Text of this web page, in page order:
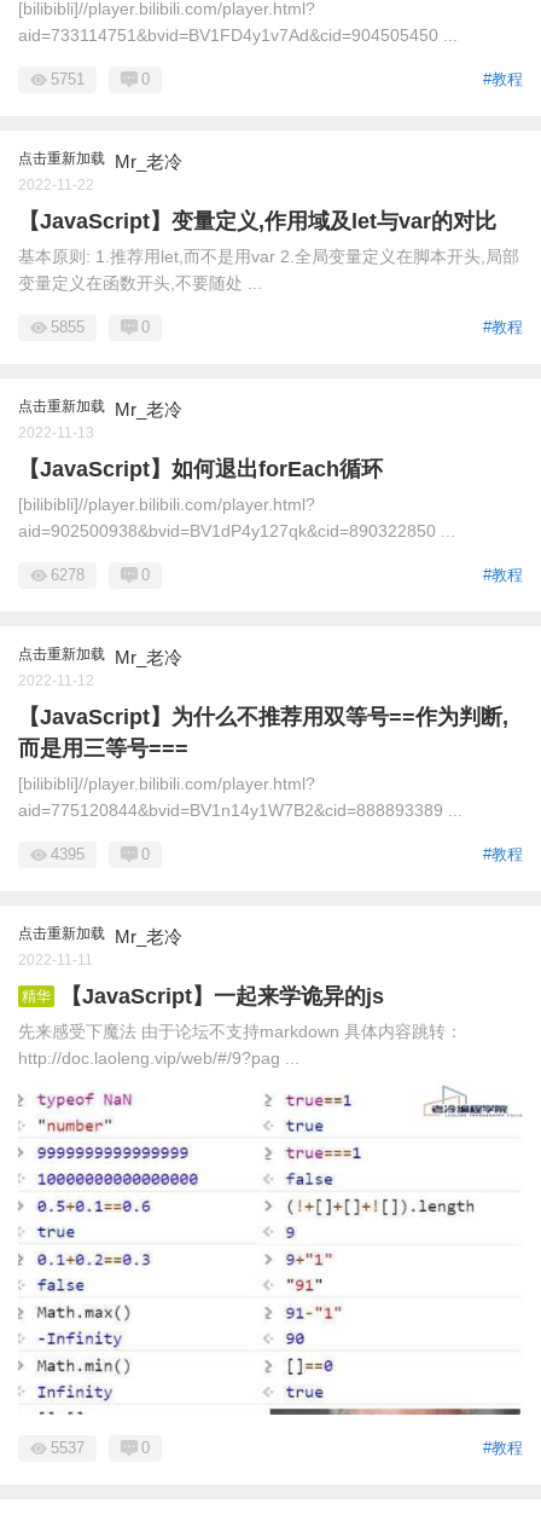
[bilibibli]//player.bilibili.com/player.html?
aid=733114751&bvid=BV1FD4y1v7Ad&cid=904505450 ...
#教程
5751 0
点击重新加载 Mr_老冷
2022-11-22
【JavaScript】变量定义,作用域及let与var的对比
基本原则: 1.推荐用let,而不是用var 2.全局变量定义在脚本开头,局部
变量定义在函数开头,不要随处 ...
#教程
5855 0
点击重新加载 Mr_老冷
2022-11-13
【JavaScript】如何退出forEach循环
[bilibibli]//player.bilibili.com/player.html?
aid=902500938&bvid=BV1dP4y127qk&cid=890322850 ...
#教程
6278 0
点击重新加载 Mr_老冷
2022-11-12
【JavaScript】为什么不推荐用双等号==作为判断,
而是用三等号===
[bilibibli]//player.bilibili.com/player.html?
aid=775120844&bvid=BV1n14y1W7B2&cid=888893389 ...
#教程
4395 0
点击重新加载 Mr_老冷
2022-11-11
精华 【JavaScript】一起来学诡异的js
先来感受下魔法 由于论坛不支持markdown 具体内容跳转：
http://doc.laoleng.vip/web/#/9?pag ...
#教程
5537 0